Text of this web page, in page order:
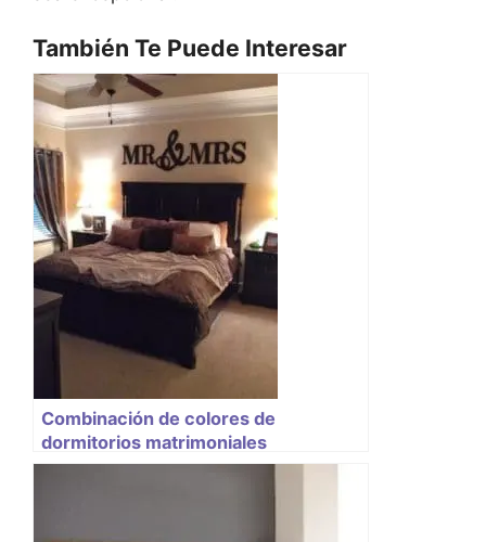
También Te Puede Interesar
Combinación de colores de
dormitorios matrimoniales